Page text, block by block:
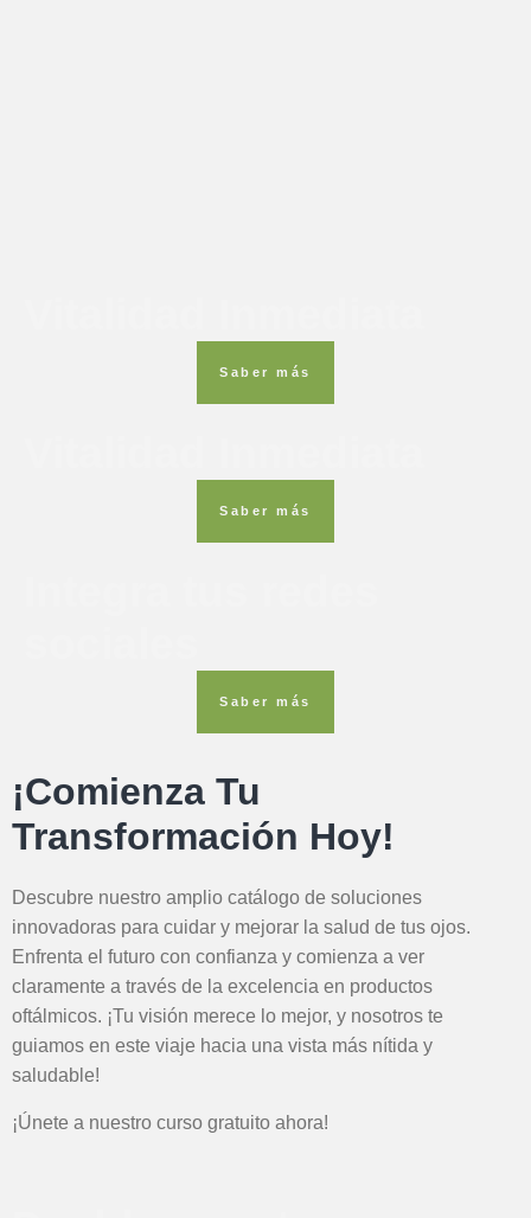
Saber más
Saber más
Saber más
¡Comienza Tu
Transformación Hoy!
Descubre nuestro amplio catálogo de soluciones
innovadoras para cuidar y mejorar la salud de tus ojos.
Enfrenta el futuro con confianza y comienza a ver
claramente a través de la excelencia en productos
oftálmicos. ¡Tu visión merece lo mejor, y nosotros te
guiamos en este viaje hacia una vista más nítida y
saludable!
¡Únete a nuestro curso gratuito ahora!